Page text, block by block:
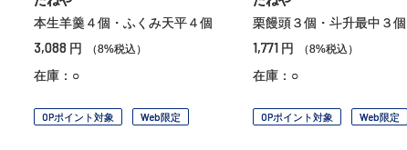
本生羊羹４個・ふくみ天平４個
3,088 円 （8%税込）
在庫：○
OPポイント対象 Web限定
栗饅頭３個・斗升最中３個
1,771 円 （8%税込）
在庫：○
OPポイント対象 Web限定